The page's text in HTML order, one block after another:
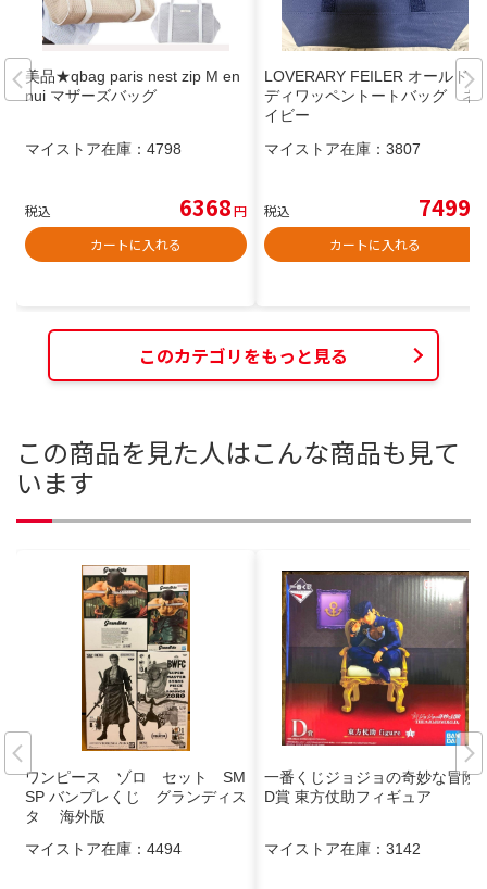
美品★qbag paris nest zip M en
nui マザーズバッグ
マイストア在庫： 4798
税込 6368円
カートに入れる
LOVERARY FEILER オールドテ
ディワッペントートバッグ ネ
イビー
マイストア在庫： 3807
税込 7499
カートに入れる
このカテゴリをもっと見る
この商品を見た人はこんな商品も見て
います
ワンピース ゾロ セット SM
SP バンプレくじ グランディス
タ 海外版
マイストア在庫： 4494
一番くじジョジョの奇妙な冒険
D賞 東方仗助フィギュア
マイストア在庫： 3142